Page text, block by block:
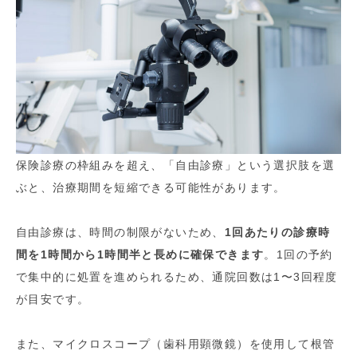
保険診療の枠組みを超え、「自由診療」という選択肢を選
ぶと、治療期間を短縮できる可能性があります。
自由診療は、時間の制限がないため、 1回あたりの診療時
間を1時間から1時間半と長めに確保できます。1回の予約
で集中的に処置を進められるため、通院回数は1〜3回程度
が目安です。
また、マイクロスコープ（歯科用顕微鏡）を使用して根管